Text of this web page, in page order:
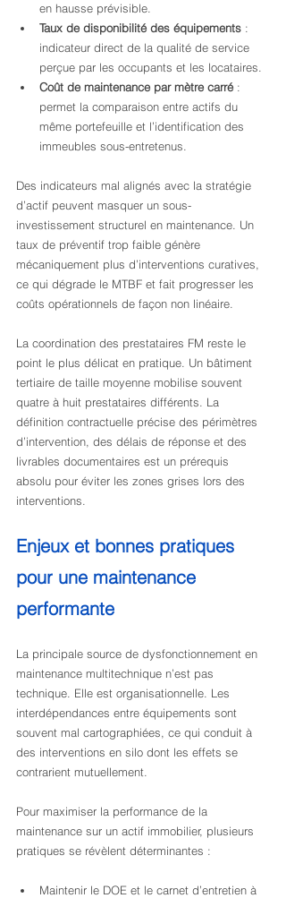
en hausse prévisible.
Taux de disponibilité des équipements :
indicateur direct de la qualité de service
perçue par les occupants et les locataires.
Coût de maintenance par mètre carré :
permet la comparaison entre actifs du
même portefeuille et l’identification des
immeubles sous-entretenus.
Des indicateurs mal alignés avec la stratégie
d’actif peuvent masquer un sous-
investissement structurel en maintenance. Un
taux de préventif trop faible génère
mécaniquement plus d’interventions curatives,
ce qui dégrade le MTBF et fait progresser les
coûts opérationnels de façon non linéaire.
La coordination des prestataires FM reste le
point le plus délicat en pratique. Un bâtiment
tertiaire de taille moyenne mobilise souvent
quatre à huit prestataires différents. La
définition contractuelle précise des périmètres
d’intervention, des délais de réponse et des
livrables documentaires est un prérequis
absolu pour éviter les zones grises lors des
interventions.
Enjeux et bonnes pratiques
pour une maintenance
performante
La principale source de dysfonctionnement en
maintenance multitechnique n’est pas
technique. Elle est organisationnelle. Les
interdépendances entre équipements sont
souvent mal cartographiées, ce qui conduit à
des interventions en silo dont les effets se
contrarient mutuellement.
Pour maximiser la performance de la
maintenance sur un actif immobilier, plusieurs
pratiques se révèlent déterminantes :
Maintenir le DOE et le carnet d’entretien à